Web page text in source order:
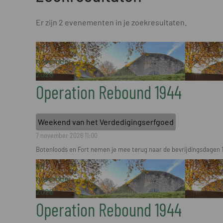
Er zijn 2 evenementen in je zoekresultaten.
07
november
2026
Operation Rebound 1944
Weekend van het Verdedigingserfgoed
7 november 2026 11:00
Botenloods en Fort nemen je mee terug naar de bevrijdingsdagen
08
november
2026
Operation Rebound 1944